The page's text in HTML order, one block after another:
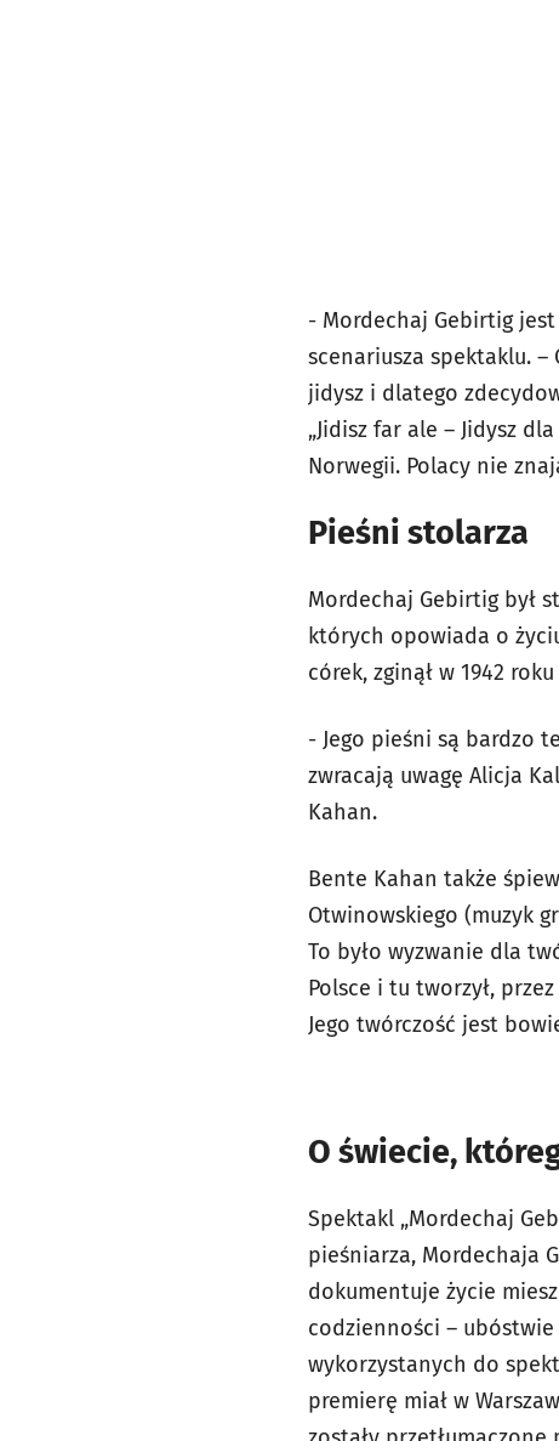
- Mordechaj Gebirtig
scenariusza spektaklu.
jidysz i dlatego
„Jidisz far ale – Jidysz
Norwegii. Polacy nie
Pieśni stolarza
Mordechaj Gebirtig był
których opowiada o
córek, zginął w 1942
- Jego pieśni są bardzo
zwracają uwagę Alicja
Kahan.
Bente Kahan także
Otwinowskiego (muzyk
To było wyzwanie dla
Polsce i tu tworzył,
Jego twórczość jest
O świecie,
Spektakl „Mordechaj
pieśniarza, Mordechaja
dokumentuje życie
codzienności –
wykorzystanych do
premierę miał w